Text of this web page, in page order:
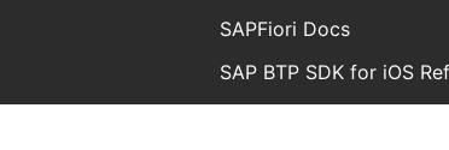
SAPFiori Docs
SAP BTP SDK for iOS